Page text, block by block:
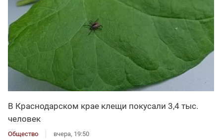
В Краснодарском крае клещи покусали 3,4 тыс.
человек
Общество вчера, 19:50